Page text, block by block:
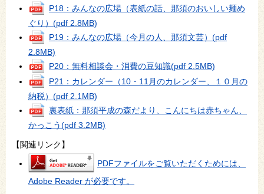
P18：みんなの広場（表紙の話、那須のおいしい麺め
ぐり） (pdf 2.8MB)
P19：みんなの広場（今月の人、那須文芸） (pdf
2.8MB)
P20：無料相談会・消費の豆知識(pdf 2.5MB)
P21：カレンダー（10・11月のカレンダー、１０月の
納税） (pdf 2.1MB)
裏表紙：那須平成の森だより、こんにちは赤ちゃん、
かっこう(pdf 3.2MB)
【関連リンク】
PDFファイルをご覧いただくためには、
Adobe Reader が必要です。